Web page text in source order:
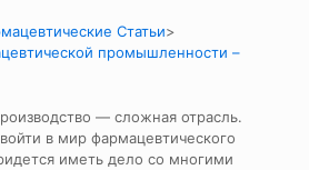
Статьи>
промышленности –
— сложная отрасль.
в мир фармацевтического
иметь дело со многими